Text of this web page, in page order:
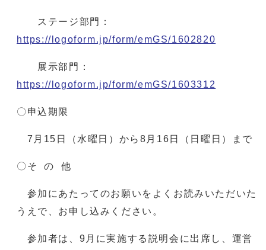
ステージ部門：
https://logoform.jp/form/emGS/1602820
展示部門：
https://logoform.jp/form/emGS/1603312
〇申込期限
7月15日（水曜日）から8月16日（日曜日）まで
〇そ の 他
参加にあたってのお願いをよくお読みいただいた
うえで、お申し込みください。
参加者は、9月に実施する説明会に出席し、運営